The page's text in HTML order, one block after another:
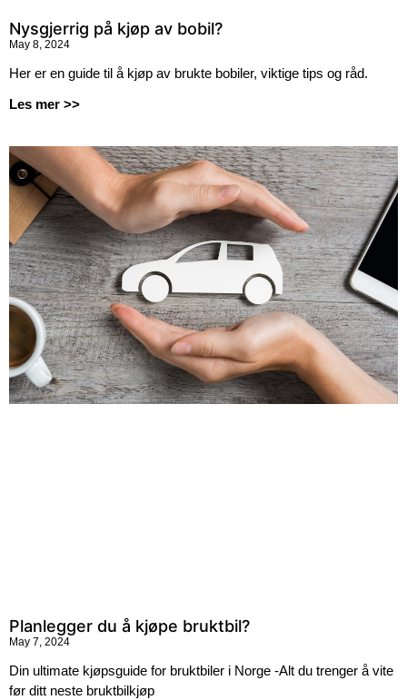
Nysgjerrig på kjøp av bobil?
May 8, 2024
Her er en guide til å kjøp av brukte bobiler, viktige tips og råd.
Les mer >>
Planlegger du å kjøpe bruktbil?
May 7, 2024
Din ultimate kjøpsguide for bruktbiler i Norge -Alt du trenger å vite
før ditt neste bruktbilkjøp